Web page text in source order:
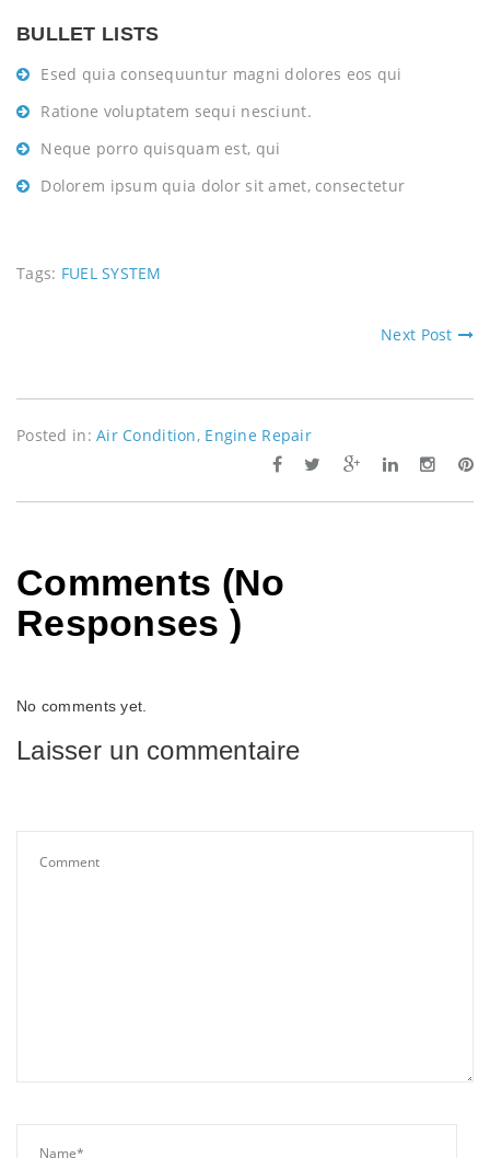
BULLET LISTS
Esed quia consequuntur magni dolores eos qui
Ratione voluptatem sequi nesciunt.
Neque porro quisquam est, qui
Dolorem ipsum quia dolor sit amet, consectetur
Tags: FUEL SYSTEM
Next Post
Posted in:Air Condition, Engine Repair
Comments (No
Responses )
No comments yet.
Laisser un commentaire